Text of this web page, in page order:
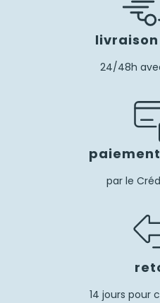
24/48h
par le
14 jours pour